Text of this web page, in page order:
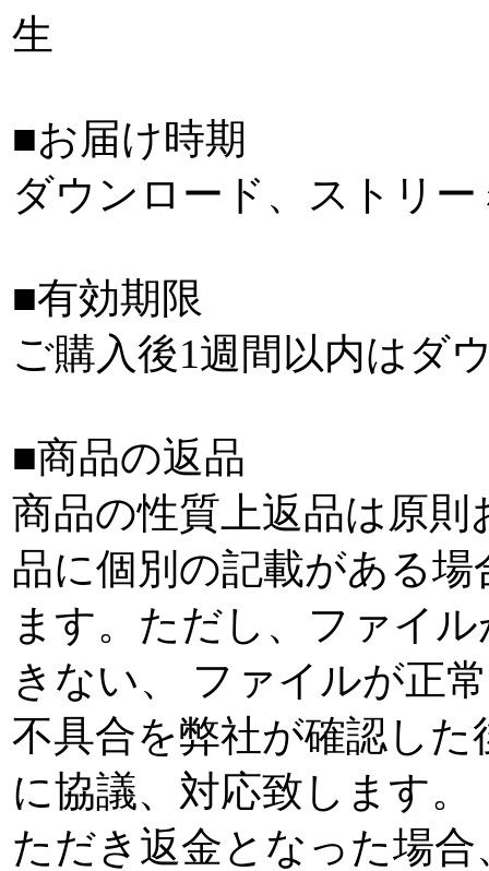
生
■お届け時期
ダウンロード、ストリ
■有効期限
ご購入後1週間以内はダ
■商品の返品
商品の性質上返品は原
品に個別の記載がある
ます。ただし、ファイ
きない、 ファイルが正
不具合を弊社が確認し
に協議、対応致します
ただき返金となった場